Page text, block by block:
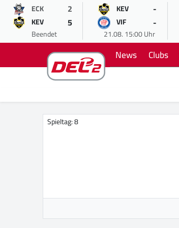
ECK 2
KEV 5
Beendet
KEV -
VIF -
21.08. 15:00 Uhr
News Clubs
Spieltag: 8